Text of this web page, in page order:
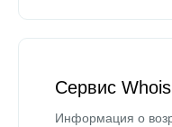
Сервис Whois
Информация о